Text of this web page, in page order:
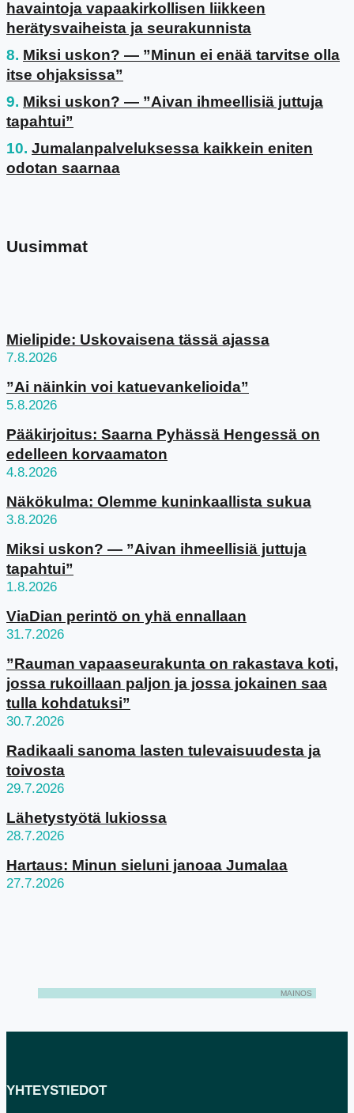
havaintoja vapaakirkollisen liikkeen
herätysvaiheista ja seurakunnista
Miksi uskon? — ”Minun ei enää tarvitse olla
itse ohjaksissa”
Miksi uskon? — ”Aivan ihmeellisiä juttuja
tapahtui”
Jumalanpalveluksessa kaikkein eniten
odotan saarnaa
Uusimmat
Mielipide: Uskovaisena tässä ajassa
7.8.2026
”Ai näinkin voi katuevankelioida”
5.8.2026
Pääkirjoitus: Saarna Pyhässä Hengessä on
edelleen korvaamaton
4.8.2026
Näkökulma: Olemme kuninkaallista sukua
3.8.2026
Miksi uskon? — ”Aivan ihmeellisiä juttuja
tapahtui”
1.8.2026
ViaDian perintö on yhä ennallaan
31.7.2026
”Rauman vapaaseurakunta on rakastava koti,
jossa rukoillaan paljon ja jossa jokainen saa
tulla kohdatuksi”
30.7.2026
Radikaali sanoma lasten tulevaisuudesta ja
toivosta
29.7.2026
Lähetystyötä lukiossa
28.7.2026
Hartaus: Minun sieluni janoaa Jumalaa
27.7.2026
MAINOS
YHTEYSTIEDOT